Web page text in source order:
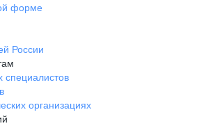
форме
России
организациях